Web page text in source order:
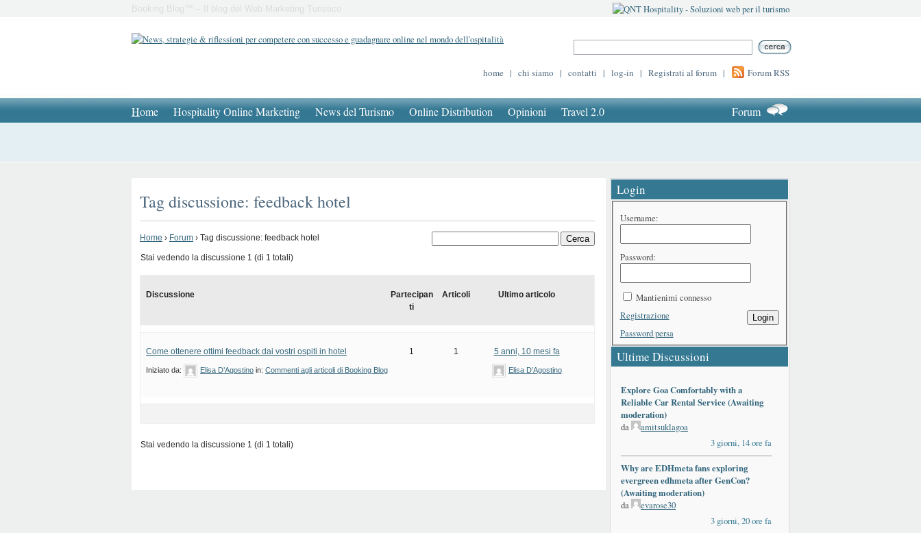
Booking Blog™ – Il blog del Web Marketing Turistico
home | chi siamo | contatti | log-in | Registrati al forum | Forum RSS
Home Hospitality Online Marketing News del Turismo Online Distribution Opinioni Travel 2.0 Forum
Tag discussione: feedback hotel
Home › Forum › Tag discussione: feedback hotel
Stai vedendo la discussione 1 (di 1 totali)
Discussione
Partecipan
ti
Articoli Ultimo articolo
Come ottenere ottimi feedback dai vostri ospiti in hotel
Iniziato da: Elisa D’Agostino in: Commenti agli articoli di Booking Blog
1 1 5 anni, 10 mesi fa
Elisa D’Agostino
Stai vedendo la discussione 1 (di 1 totali)
Login
Username:
Password:
Mantienimi connesso
Login
Registrazione
Password persa
Ultime Discussioni
Explore Goa Comfortably with a
Reliable Car Rental Service (Awaiting
moderation)
da
amitsuklagoa
3 giorni, 14 ore fa
Why are EDHmeta fans exploring
evergreen edhmeta after GenCon?
(Awaiting moderation)
da
evarose30
3 giorni, 20 ore fa